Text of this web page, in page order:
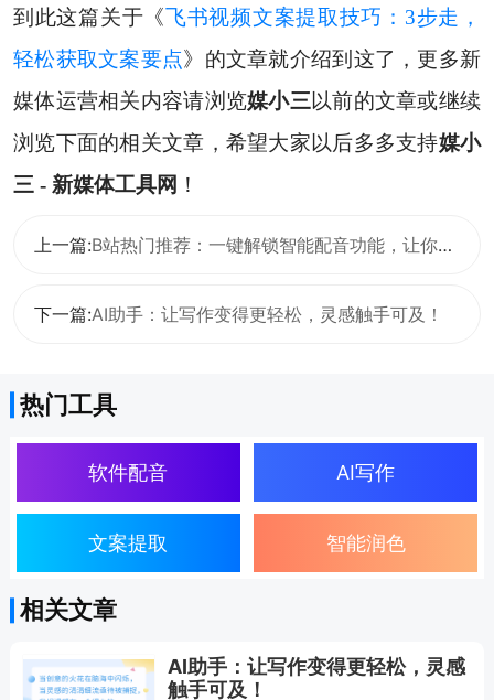
到此这篇关于《飞书视频文案提取技巧：3步走，
轻松获取文案要点》的文章就介绍到这了，更多新
媒体运营相关内容请浏览媒小三以前的文章或继续
浏览下面的相关文章，希望大家以后多多支持媒小
三 - 新媒体工具网 ！
上一篇:B站热门推荐：一键解锁智能配音功能，让你的创作更生动！
下一篇:AI助手：让写作变得更轻松，灵感触手可及！
热门工具
软件配音 AI写作
文案提取 智能润色
相关文章
AI助手：让写作变得更轻松，灵感
触手可及！